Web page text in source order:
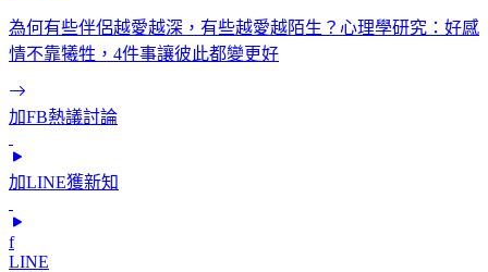
為何有些伴侶越愛越深，有些越愛越陌生？心理學研究：好感
情不靠犧牲，4件事讓彼此都變更好
加FB熱議討論
加LINE獲新知
f
LINE